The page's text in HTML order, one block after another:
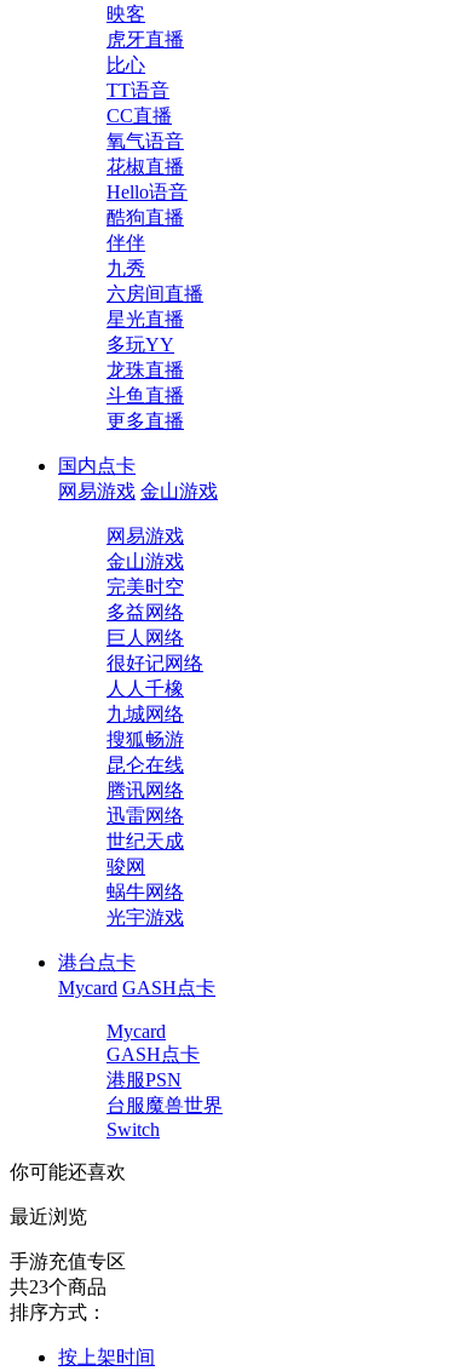
映客
虎牙直播
比心
TT语音
CC直播
氧气语音
花椒直播
Hello语音
酷狗直播
伴伴
九秀
六房间直播
星光直播
多玩YY
龙珠直播
斗鱼直播
更多直播
国内点卡
网易游戏 金山游戏
网易游戏
金山游戏
完美时空
多益网络
巨人网络
很好记网络
人人千橡
九城网络
搜狐畅游
昆仑在线
腾讯网络
迅雷网络
世纪天成
骏网
蜗牛网络
光宇游戏
港台点卡
Mycard GASH点卡
Mycard
GASH点卡
港服PSN
台服魔兽世界
Switch
你可能还喜欢
最近浏览
手游充值专区
共23个商品
排序方式：
按上架时间